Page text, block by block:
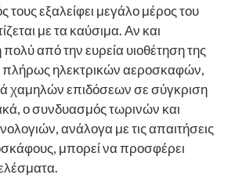
τους εξαλείφει μεγάλο μέρος του
με τα καύσιμα. Αν και
από την ευρεία υιοθέτηση της
πλήρως ηλεκτρικών αεροσκαφών,
χαμηλών επιδόσεων σε σύγκριση
ο συνδυασμός τωρινών και
ανάλογα με τις απαιτήσεις
μπορεί να προσφέρει